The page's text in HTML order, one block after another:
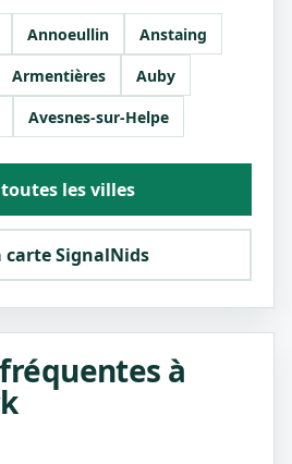
Annoeullin
Anstaing
Armentières
Auby
Avesnes-sur-Helpe
les villes
carte SignalNids
à